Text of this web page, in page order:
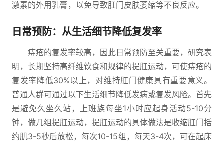
激素的外用乳膏，以免导致肛门皮肤萎缩等不良反应。
日常预防：从生活细节降低复发率
痔疮的复发率较高，因此日常预防至关重要，研究表
明，长期坚持高纤维饮食和规律的提肛运动，可使痔疮的
复发率降低30%以上，对维持肛门健康具有重要意义。
普通人群可通过以下生活细节降低发病或复发风险。首先
是避免久坐久站，上班族每坐1小时应起身活动5-10分
钟，做几组提肛运动，提肛运动的具体做法是收缩肛门括
约肌3-5秒后放松，每次10-15组，每天3-4次，可在起床